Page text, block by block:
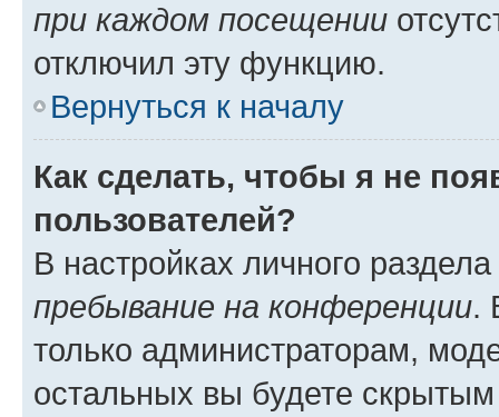
при каждом посещении
отключил эту функцию.
Вернуться к началу
Как сделать, чтобы я не
пользователей?
В настройках личного
пребывание на конференции.
только администраторам,
остальных вы будете